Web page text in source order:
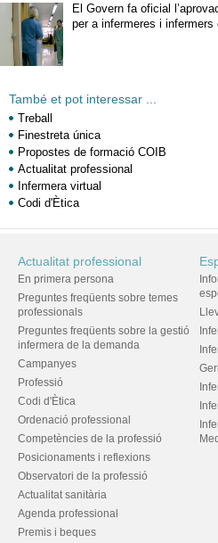
El Govern fa oficial
per a infermeres i infermers
També et pot interessar ...
Treball
Finestreta única
Propostes de formació COIB
Actualitat professional
Infermera virtual
Codi d'Ètica
Actualitat professional
En primera persona
Preguntes freqüents sobre temes
professionals
Preguntes freqüents sobre la gestió
infermera de la demanda
Campanyes
Professió
Codi d'Ètica
Ordenació professional
Competències de la professió
Posicionaments i reflexions
Observatori de la professió
Actualitat sanitària
Agenda professional
Premis i beques